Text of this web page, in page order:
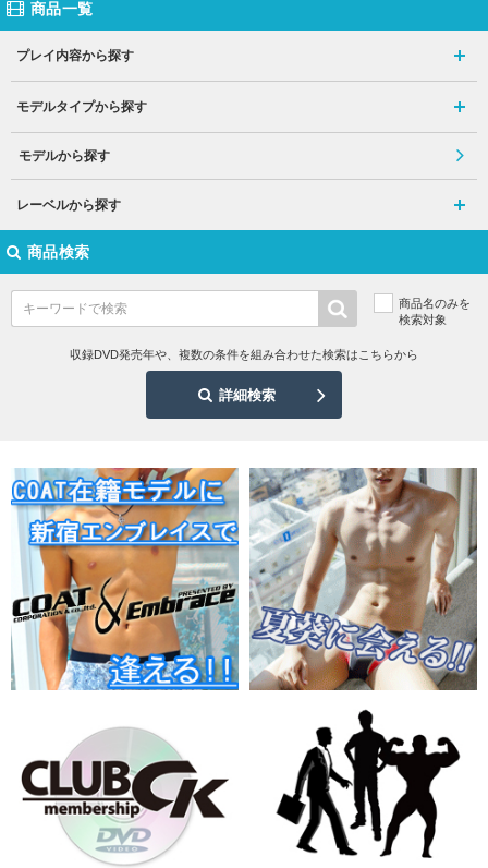
商品一覧
プレイ内容から探す
モデルタイプから探す
モデルから探す
レーベルから探す
商品検索
商品名のみを
検索対象
収録DVD発売年や、複数の条件を組み合わせた検索はこちらから
詳細検索